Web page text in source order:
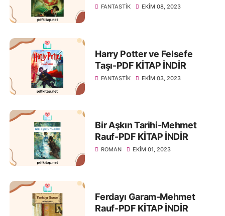
FANTASTIK EKIM 08, 2023
Harry Potter ve Felsefe
Taşı-PDF KİTAP İNDİR
FANTASTIK EKIM 03, 2023
Bir Aşkın Tarihi-Mehmet
Rauf-PDF KİTAP İNDİR
ROMAN EKIM 01, 2023
Ferdayı Garam-Mehmet
Rauf-PDF KİTAP İNDİR